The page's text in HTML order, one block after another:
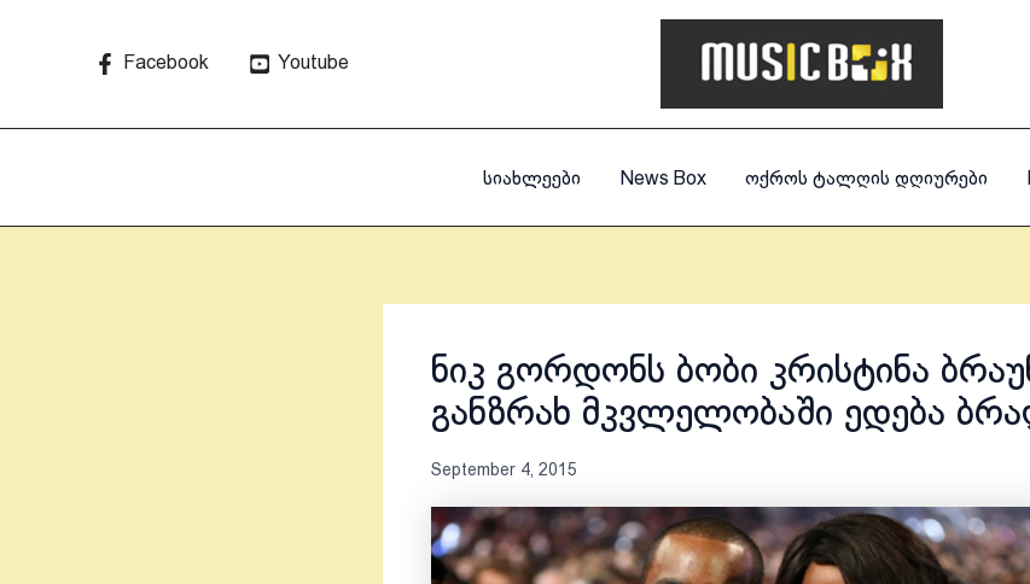
Facebook Youtube
სიახლეები News Box ოქროს ტალღის დღიურები
ნიკ გორდონს ბობი კრისტინა
განზრახ მკვლელობაში ედება
September 4, 2015